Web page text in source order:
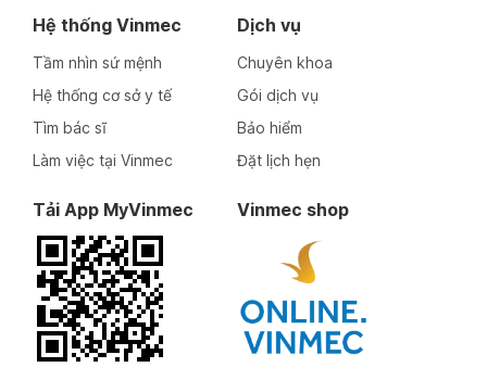
Hệ thống Vinmec
Tầm nhìn sứ mệnh
Hệ thống cơ sở y tế
Tìm bác sĩ
Làm việc tại Vinmec
Dịch vụ
Chuyên khoa
Gói dịch vụ
Bảo hiểm
Đặt lịch hẹn
Tải App MyVinmec Vinmec shop